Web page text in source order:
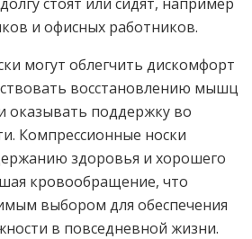
и офисных работников.
могут облегчить дискомфорт
восстановлению мышц
оказывать поддержку во
Компрессионные носки
здоровья и хорошего
кровообращение, что
выбором для обеспечения
в повседневной жизни.